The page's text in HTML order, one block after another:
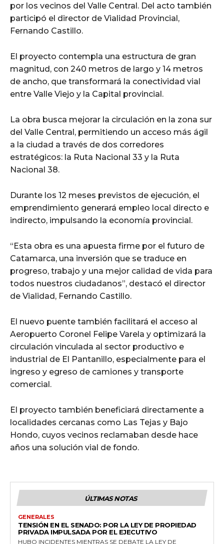
por los vecinos del Valle Central. Del acto también
participó el director de Vialidad Provincial,
Fernando Castillo.
El proyecto contempla una estructura de gran
magnitud, con 240 metros de largo y 14 metros
de ancho, que transformará la conectividad vial
entre Valle Viejo y la Capital provincial.
La obra busca mejorar la circulación en la zona sur
del Valle Central, permitiendo un acceso más ágil
a la ciudad a través de dos corredores
estratégicos: la Ruta Nacional 33 y la Ruta
Nacional 38.
Durante los 12 meses previstos de ejecución, el
emprendimiento generará empleo local directo e
indirecto, impulsando la economía provincial.
“Esta obra es una apuesta firme por el futuro de
Catamarca, una inversión que se traduce en
progreso, trabajo y una mejor calidad de vida para
todos nuestros ciudadanos”, destacó el director
de Vialidad, Fernando Castillo.
El nuevo puente también facilitará el acceso al
Aeropuerto Coronel Felipe Varela y optimizará la
circulación vinculada al sector productivo e
industrial de El Pantanillo, especialmente para el
ingreso y egreso de camiones y transporte
comercial.
El proyecto también beneficiará directamente a
localidades cercanas como Las Tejas y Bajo
Hondo, cuyos vecinos reclamaban desde hace
años una solución vial de fondo.
ÚLTIMAS NOTAS
GENERALES
TENSIÓN EN EL SENADO: POR LA LEY DE PROPIEDAD
PRIVADA IMPULSADA POR EL EJECUTIVO
HUBO INCIDENTES MIENTRAS SE DEBATE LA LEY DE